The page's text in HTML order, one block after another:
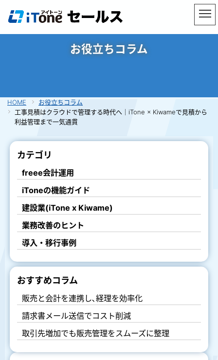
お役立ちコラム
HOME
お役立ちコラム
工事見積はクラウドで管理する時代へ｜iTone × Kiwameで見積から
利益管理まで一気通貫
カテゴリ
freee会計運用
iToneの機能ガイド
建設業(iTone x Kiwame)
業務改善のヒント
導入・移行事例
おすすめコラム
販売と会計を連携し､経理を効率化
請求書メール送信でコスト削減
取引先増加でも販売管理をスムーズに整理